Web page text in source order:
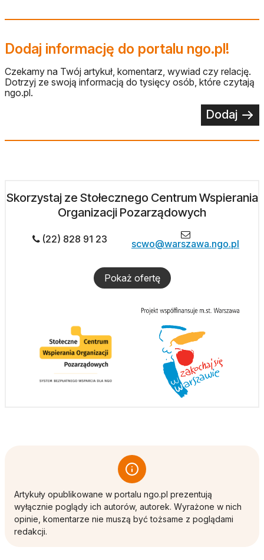
Dodaj informację do portalu ngo.pl!
Czekamy na Twój artykuł, komentarz, wywiad czy relację.
Dotrzyj ze swoją informacją do tysięcy osób, które czytają
ngo.pl.
Dodaj
Skorzystaj ze Stołecznego Centrum Wspierania
Organizacji Pozarządowych
(22) 828 91 23 scwo@warszawa.ngo.pl
Pokaż ofertę
Artykuły opublikowane w portalu ngo.pl prezentują
wyłącznie poglądy ich autorów, autorek. Wyrażone w nich
opinie, komentarze nie muszą być tożsame z poglądami
redakcji.